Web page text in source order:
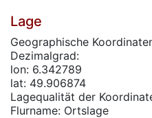
Lage
Geographische
Dezimalgrad:
lon: 6.342789
lat: 49.906874
Lagequalität der
Flurname: Ortslage